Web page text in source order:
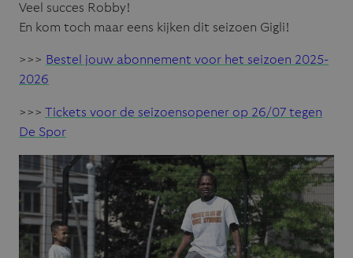
Veel succes Robby!
En kom toch maar eens kijken dit seizoen Gigli!
>>> Bestel jouw abonnement voor het seizoen 2025-
2026
>>> Tickets voor de seizoensopener op 26/07 tegen
De Spor